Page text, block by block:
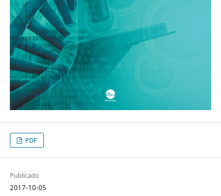
PDF
Publicado
2017-10-05